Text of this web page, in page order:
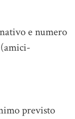
e numero
previsto